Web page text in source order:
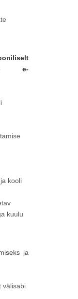
e-
kooli
kuulu
ja
välisabi